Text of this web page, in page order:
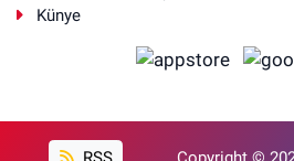
Künye